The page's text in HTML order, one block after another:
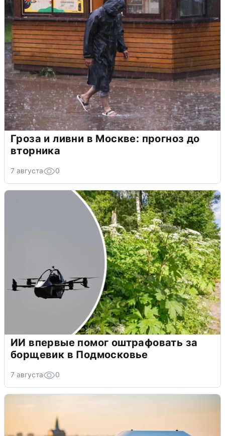
Гроза и ливни в Москве: прогноз до
вторника
7 августа 0
ИИ впервые помог оштрафовать за
борщевик в Подмосковье
7 августа 0